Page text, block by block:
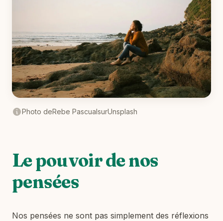
Photo deRebe PascualsurUnsplash
Le pouvoir de nos
pensées
Nos pensées ne sont pas simplement des réflexions